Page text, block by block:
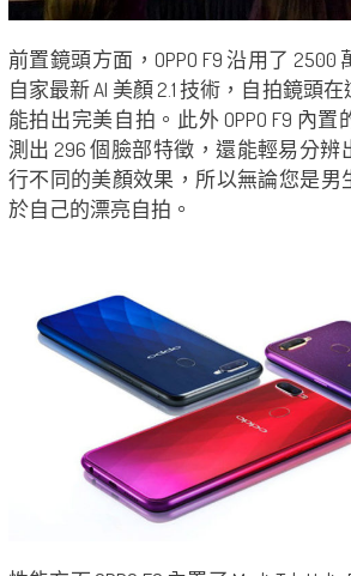
前置鏡頭方面，OPPO F9 沿用了
自家最新 AI 美顏 2.1 技術，自拍鏡頭
能拍出完美自拍。此外 OPPO F9 內
測出 296 個臉部特徵，還能輕易分辨
行不同的美顏效果，所以無論您是男
於自己的漂亮自拍。